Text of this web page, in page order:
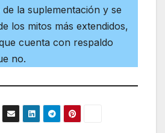
la suplementación y se
los mitos más extendidos,
cuenta con respaldo
no.